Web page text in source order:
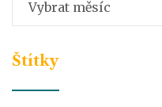
Vybrat měsíc
Štítky